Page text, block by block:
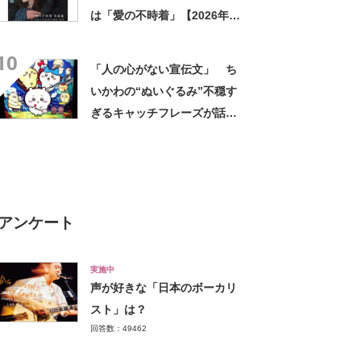
は「愛の不時着」【2026年最
「人の心がない宣伝文」 ち
いかわの“ぬいぐるみ”不穏す
ぎるキャッチフレーズが話
アンケート
実施中
声が好きな「日本のボーカリ
スト」は？
回答数：49462